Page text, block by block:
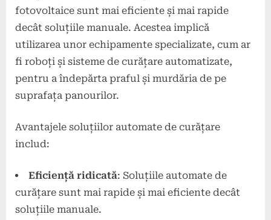
fotovoltaice sunt mai eficiente și mai rapide
decât soluțiile manuale. Acestea implică
utilizarea unor echipamente specializate, cum ar
fi roboți și sisteme de curățare automatizate,
pentru a îndepărta praful și murdăria de pe
suprafața panourilor.
Avantajele soluțiilor automate de curățare
includ:
Eficiență ridicată: Soluțiile automate de
curățare sunt mai rapide și mai eficiente decât
soluțiile manuale.